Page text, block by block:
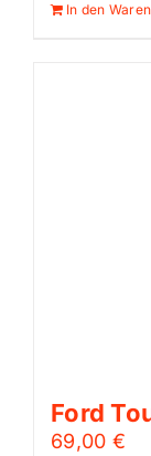
In den
Ford
69,00 €